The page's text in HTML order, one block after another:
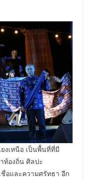
งเหนือ เป็นพื้นที่ที่มี
ท้องถิ่น ศิลปะ
อและความศรัทธา อีก